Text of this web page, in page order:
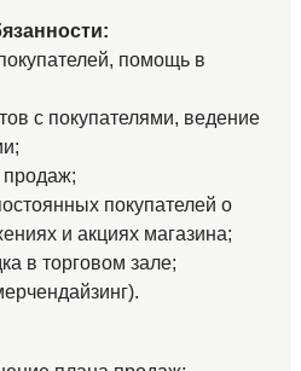
помощь в
с покупателями, ведение
покупателей о
и акциях магазина;
в торговом зале;